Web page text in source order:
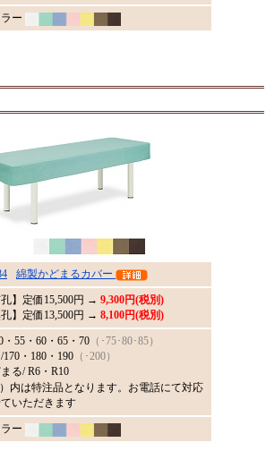
ー
綿製かどまるカバー
孔】定価 15,500円 → 9,300円(税別)
孔】定価13,500円 → 8,100円(税別)
・55・60・65・70 （･75･80･85）
170・180・190 （･200）
る/ R6・R10
内は特注品となります。お電話にて対応
いただきます
ー